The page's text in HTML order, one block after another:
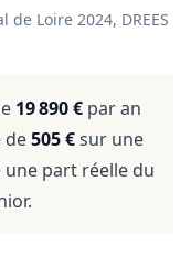
de Loire 2024, DREES
19 890 € par an
de505 €sur une
part réelle du